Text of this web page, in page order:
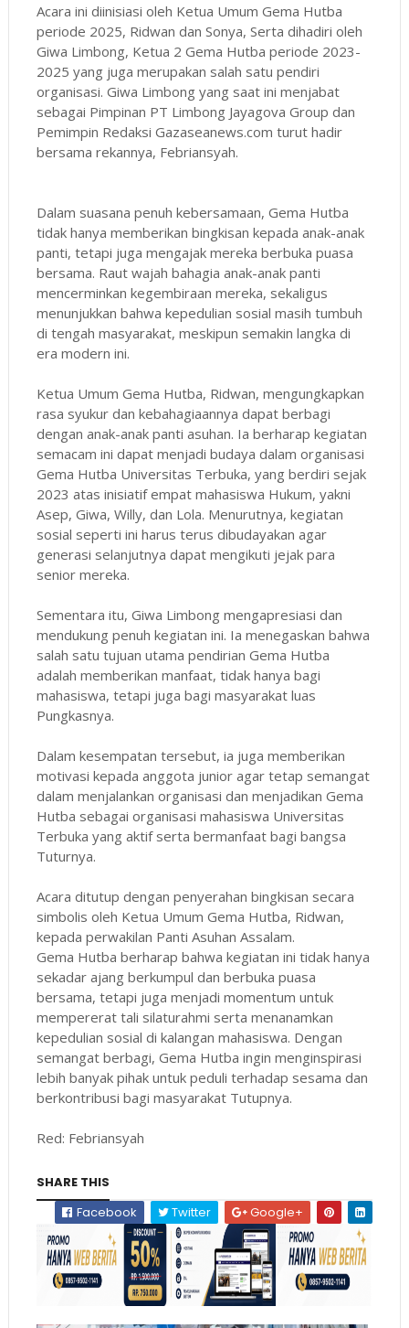
Acara ini diinisiasi oleh Ketua Umum Gema Hutba
periode 2025, Ridwan dan Sonya, Serta dihadiri oleh
Giwa Limbong, Ketua 2 Gema Hutba periode 2023-
2025 yang juga merupakan salah satu pendiri
organisasi. Giwa Limbong yang saat ini menjabat
sebagai Pimpinan PT Limbong Jayagova Group dan
Pemimpin Redaksi Gazaseanews.com turut hadir
bersama rekannya, Febriansyah.
Dalam suasana penuh kebersamaan, Gema Hutba
tidak hanya memberikan bingkisan kepada anak-anak
panti, tetapi juga mengajak mereka berbuka puasa
bersama. Raut wajah bahagia anak-anak panti
mencerminkan kegembiraan mereka, sekaligus
menunjukkan bahwa kepedulian sosial masih tumbuh
di tengah masyarakat, meskipun semakin langka di
era modern ini.
Ketua Umum Gema Hutba, Ridwan, mengungkapkan
rasa syukur dan kebahagiaannya dapat berbagi
dengan anak-anak panti asuhan. Ia berharap kegiatan
semacam ini dapat menjadi budaya dalam organisasi
Gema Hutba Universitas Terbuka, yang berdiri sejak
2023 atas inisiatif empat mahasiswa Hukum, yakni
Asep, Giwa, Willy, dan Lola. Menurutnya, kegiatan
sosial seperti ini harus terus dibudayakan agar
generasi selanjutnya dapat mengikuti jejak para
senior mereka.
Sementara itu, Giwa Limbong mengapresiasi dan
mendukung penuh kegiatan ini. Ia menegaskan bahwa
salah satu tujuan utama pendirian Gema Hutba
adalah memberikan manfaat, tidak hanya bagi
mahasiswa, tetapi juga bagi masyarakat luas
Pungkasnya.
Dalam kesempatan tersebut, ia juga memberikan
motivasi kepada anggota junior agar tetap semangat
dalam menjalankan organisasi dan menjadikan Gema
Hutba sebagai organisasi mahasiswa Universitas
Terbuka yang aktif serta bermanfaat bagi bangsa
Tuturnya.
Acara ditutup dengan penyerahan bingkisan secara
simbolis oleh Ketua Umum Gema Hutba, Ridwan,
kepada perwakilan Panti Asuhan Assalam.
Gema Hutba berharap bahwa kegiatan ini tidak hanya
sekadar ajang berkumpul dan berbuka puasa
bersama, tetapi juga menjadi momentum untuk
mempererat tali silaturahmi serta menanamkan
kepedulian sosial di kalangan mahasiswa. Dengan
semangat berbagi, Gema Hutba ingin menginspirasi
lebih banyak pihak untuk peduli terhadap sesama dan
berkontribusi bagi masyarakat Tutupnya.
Red: Febriansyah
SHARE THIS
Facebook
Twitter Google+